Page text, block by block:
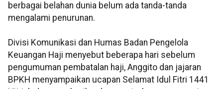
berbagai belahan dunia belum ada tanda-tanda
mengalami penurunan.
Divisi Komunikasi dan Humas Badan Pengelola
Keuangan Haji menyebut beberapa hari sebelum
pengumuman pembatalan haji, Anggito dan jajaran
BPKH menyampaikan ucapan Selamat Idul Fitri 1441